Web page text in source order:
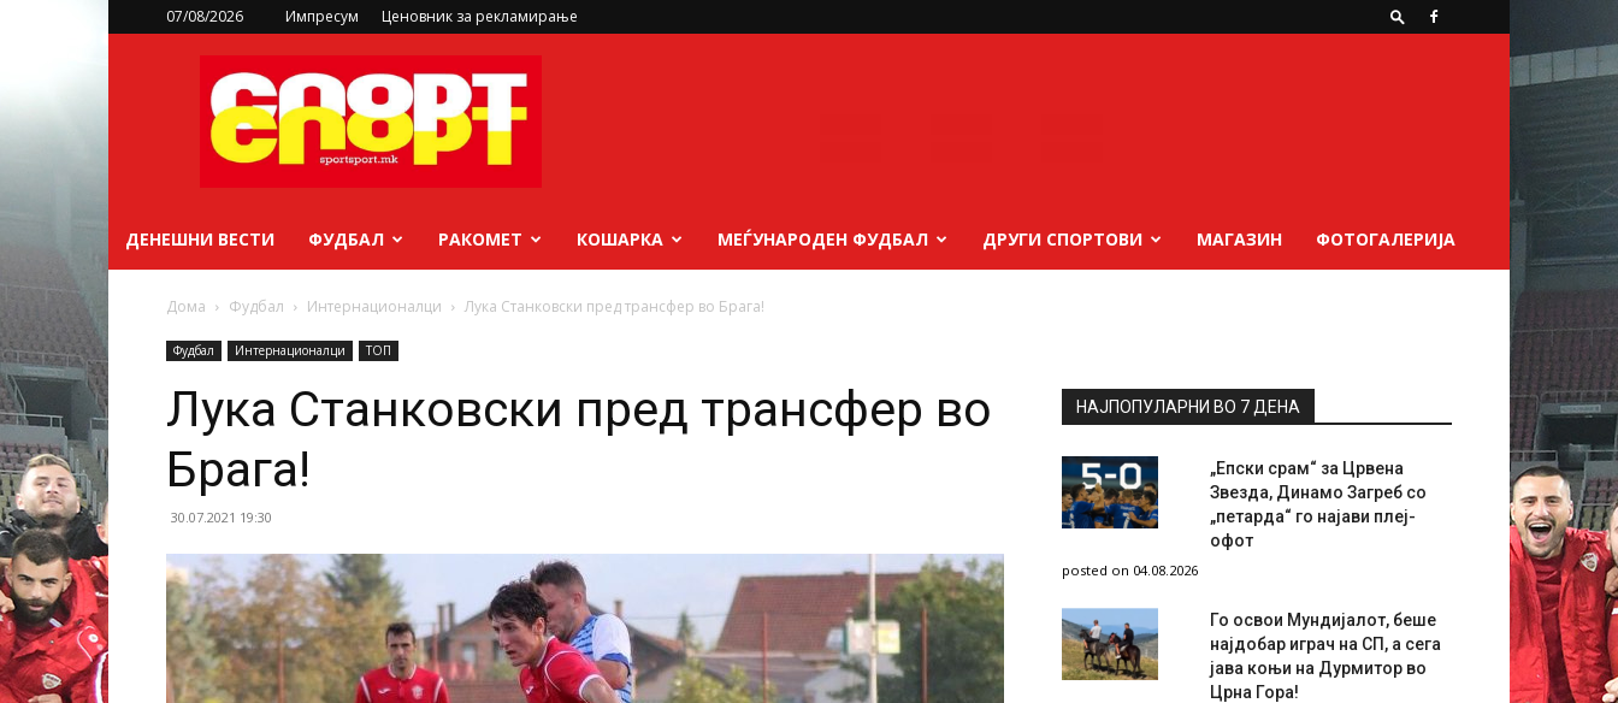
07/08/2026 Импресум Ценовник за рекламирање
sportsport.mk
ДЕНЕШНИ ВЕСТИ ФУДБАЛ РАКОМЕТ КОШАРКА МЕЃУНАРОДЕН ФУДБАЛ ДРУГИ СПОРТОВИ МАГАЗИН ФОТОГАЛЕРИЈА
Дома Фудбал Интернационалци Лука Станковски пред трансфер во Брага!
Фудбал Интернационалци ТОП
Лука Станковски пред трансфер во
Брага!
30.07.2021 19:30
НАЈПОПУЛАРНИ ВО 7 ДЕНА
„Епски срам“ за Црвена
Звезда, Динамо Загреб со
„петарда“ го најави плеј-
офот
posted on 04.08.2026
Го освои Мундијалот, беше
најдобар играч на СП, а сега
јава коњи на Дурмитор во
Црна Гора!